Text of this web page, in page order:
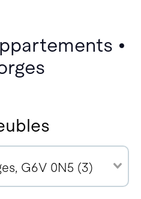
•
G6V 0N5 (3)